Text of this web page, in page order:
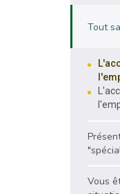
Tout
Vous